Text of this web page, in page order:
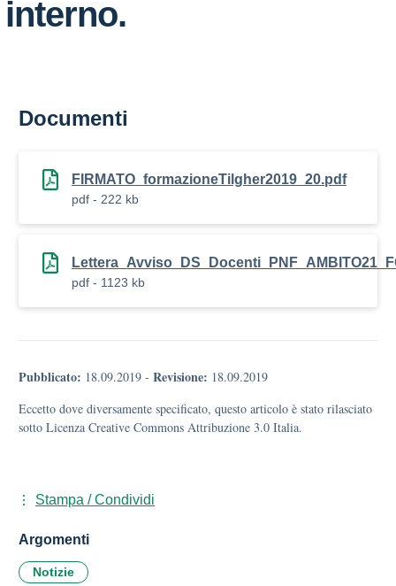
interno.
Documenti
FIRMATO_formazioneTilgher2019_20.pdf
pdf - 222 kb
pdf - 1123 kb
Pubblicato: 18.09.2019 - Revisione: 18.09.2019
Eccetto dove diversamente specificato, questo articolo è stato rilasciato
sotto Licenza Creative Commons Attribuzione 3.0 Italia.
Stampa / Condividi
Argomenti
Notizie